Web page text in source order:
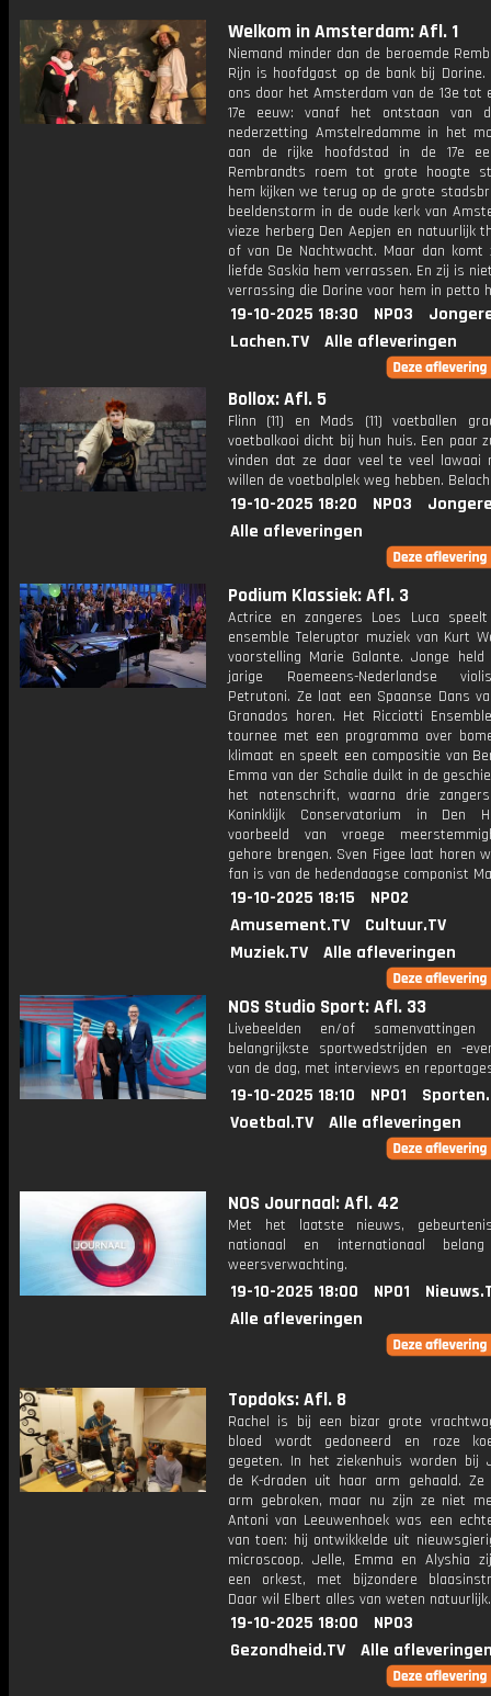
Welkom in Amsterdam: Afl. 1
Niemand minder dan de beroemde
Rijn is hoofdgast op de bank bij Dorine.
ons door het Amsterdam van de 13e tot
17e eeuw: vanaf het ontstaan van
nederzetting Amstelredamme in het
aan de rijke hoofdstad in de 17e
Rembrandts roem tot grote hoogte
hem kijken we terug op de grote
beeldenstorm in de oude kerk van
vieze herberg Den Aepjen en natuurlijk
of van De Nachtwacht. Maar dan komt
liefde Saskia hem verrassen. En zij is
verrassing die Dorine voor hem in petto
19-10-2025 18:30 NPO3
Lachen.TV
Alle afleveringen
Bollox: Afl. 5
Flinn (11) en Mads (11) voetballen
voetbalkooi dicht bij hun huis. Een paar
vinden dat ze daar veel te veel lawaai
willen de voetbalplek weg hebben.
19-10-2025 18:20 NPO3
Alle afleveringen
Podium Klassiek: Afl. 3
Actrice en zangeres Loes Luca
ensemble Teleruptor muziek van Kurt
voorstelling Marie Galante. Jonge
jarige Roemeens-Nederlandse
Petrutoni. Ze laat een Spaanse Dans
Granados horen. Het Ricciotti
tournee met een programma over
klimaat en speelt een compositie van
Emma van der Schalie duikt in de
het notenschrift, waarna drie
Koninklijk Conservatorium in Den
voorbeeld van vroege
gehore brengen. Sven Figee laat horen
fan is van de hedendaagse componist
19-10-2025 18:15
NPO2
Amusement.TV
Cultuur.TV
Muziek.TV
Alle afleveringen
NOS Studio Sport: Afl. 33
Livebeelden en/of
belangrijkste sportwedstrijden en -
van de dag, met interviews en
19-10-2025 18:10 NPO1
Voetbal.TV
Alle afleveringen
NOS Journaal: Afl. 42
Met het laatste nieuws,
nationaal en internationaal
weersverwachting.
19-10-2025 18:00 NPO1
Alle afleveringen
Topdoks: Afl. 8
Rachel is bij een bizar grote
bloed wordt gedoneerd en roze
gegeten. In het ziekenhuis worden bij
de K-draden uit haar arm gehaald. Ze
arm gebroken, maar nu zijn ze niet
Antoni van Leeuwenhoek was een
van toen: hij ontwikkelde uit
microscoop. Jelle, Emma en Alyshia
een orkest, met bijzondere
Daar wil Elbert alles van weten natuurlijk.
19-10-2025 18:00
NPO3
Gezondheid.TV
Alle